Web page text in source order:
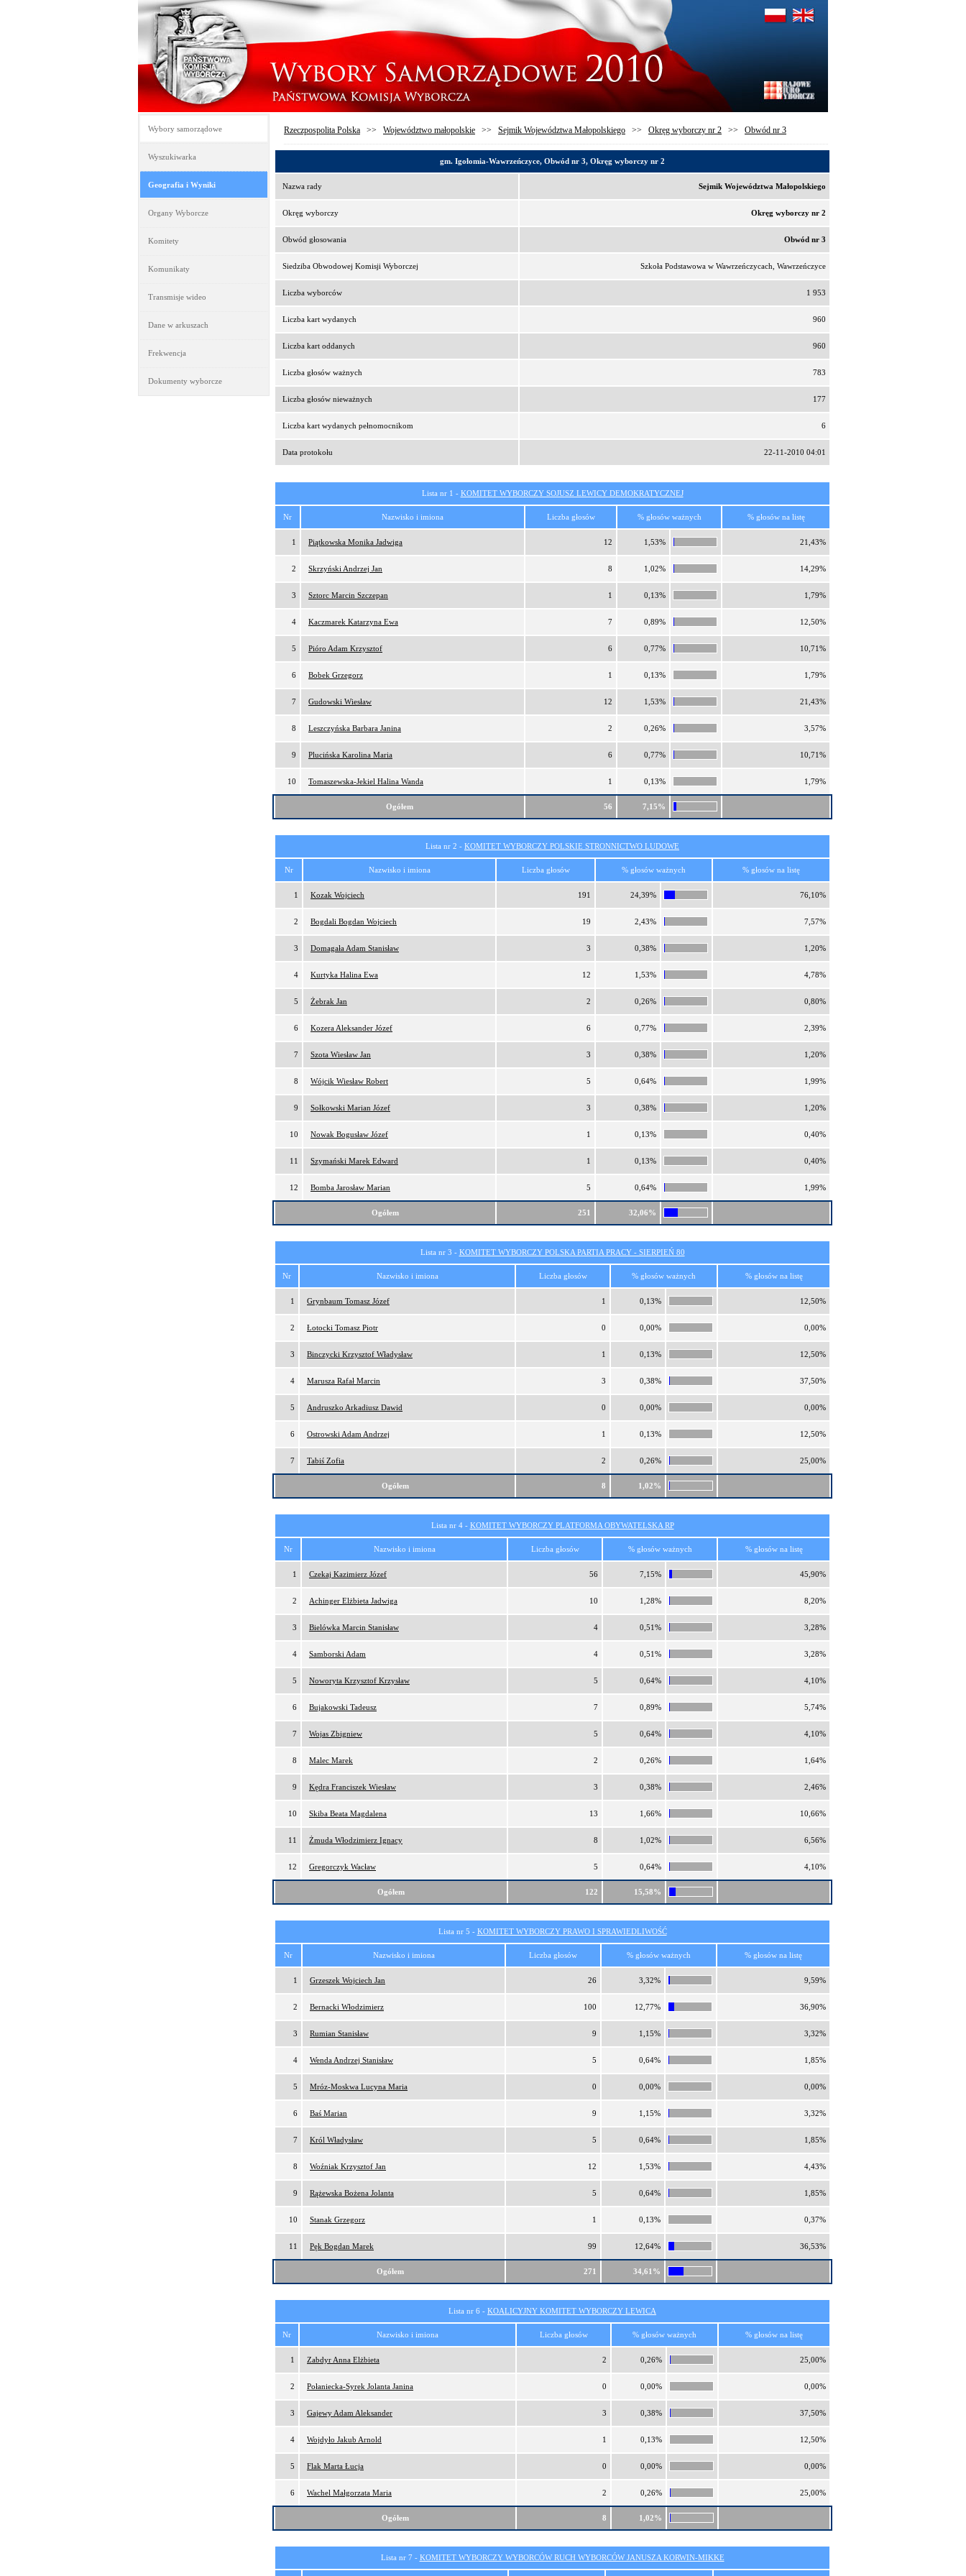
Wybory samorządowe
Wyszukiwarka
Geografia i Wyniki
Organy Wyborcze
Komitety
Komunikaty
Transmisje wideo
Dane w arkuszach
Frekwencja
Dokumenty wyborcze
Rzeczpospolita Polska >> Województwo małopolskie >> Sejmik Województwa Małopolskiego >> Okręg wyborczy nr 2 >> Obwód nr 3
gm. Igołomia-Wawrzeńczyce, Obwód nr 3, Okręg wyborczy nr 2
Nazwa rady Sejmik Województwa Małopolskiego
Okręg wyborczy Okręg wyborczy nr 2
Obwód głosowania Obwód nr 3
Siedziba Obwodowej Komisji Wyborczej Szkoła Podstawowa w Wawrzeńczycach, Wawrzeńczyce
Liczba wyborców 1 953
Liczba kart wydanych 960
Liczba kart oddanych 960
Liczba głosów ważnych 783
Liczba głosów nieważnych 177
Liczba kart wydanych pełnomocnikom 6
Data protokołu 22-11-2010 04:01
Lista nr 1 - KOMITET WYBORCZY SOJUSZ LEWICY DEMOKRATYCZNEJ
Nr Nazwisko i imiona Liczba głosów % głosów ważnych % głosów na listę
1 Piątkowska Monika Jadwiga 12 1,53% 21,43%
2 Skrzyński Andrzej Jan 8 1,02% 14,29%
3 Sztorc Marcin Szczepan 1 0,13% 1,79%
4 Kaczmarek Katarzyna Ewa 7 0,89% 12,50%
5 Pióro Adam Krzysztof 6 0,77% 10,71%
6 Bobek Grzegorz 1 0,13% 1,79%
7 Gudowski Wiesław 12 1,53% 21,43%
8 Leszczyńska Barbara Janina 2 0,26% 3,57%
9 Plucińska Karolina Maria 6 0,77% 10,71%
10 Tomaszewska-Jekiel Halina Wanda 1 0,13% 1,79%
Ogółem 56 7,15%
Lista nr 2 - KOMITET WYBORCZY POLSKIE STRONNICTWO LUDOWE
Nr Nazwisko i imiona Liczba głosów % głosów ważnych % głosów na listę
1 Kozak Wojciech 191 24,39% 76,10%
2 Bogdali Bogdan Wojciech 19 2,43% 7,57%
3 Domagała Adam Stanisław 3 0,38% 1,20%
4 Kurtyka Halina Ewa 12 1,53% 4,78%
5 Żebrak Jan 2 0,26% 0,80%
6 Kozera Aleksander Józef 6 0,77% 2,39%
7 Szota Wiesław Jan 3 0,38% 1,20%
8 Wójcik Wiesław Robert 5 0,64% 1,99%
9 Sołkowski Marian Józef 3 0,38% 1,20%
10 Nowak Bogusław Józef 1 0,13% 0,40%
11 Szymański Marek Edward 1 0,13% 0,40%
12 Bomba Jarosław Marian 5 0,64% 1,99%
Ogółem 251 32,06%
Lista nr 3 - KOMITET WYBORCZY POLSKA PARTIA PRACY - SIERPIEŃ 80
Nr Nazwisko i imiona Liczba głosów % głosów ważnych % głosów na listę
1 Grynbaum Tomasz Józef 1 0,13% 12,50%
2 Łotocki Tomasz Piotr 0 0,00% 0,00%
3 Binczycki Krzysztof Władysław 1 0,13% 12,50%
4 Marusza Rafał Marcin 3 0,38% 37,50%
5 Andruszko Arkadiusz Dawid 0 0,00% 0,00%
6 Ostrowski Adam Andrzej 1 0,13% 12,50%
7 Tabiś Zofia 2 0,26% 25,00%
Ogółem 8 1,02%
Lista nr 4 - KOMITET WYBORCZY PLATFORMA OBYWATELSKA RP
Nr Nazwisko i imiona Liczba głosów % głosów ważnych % głosów na listę
1 Czekaj Kazimierz Józef 56 7,15% 45,90%
2 Achinger Elżbieta Jadwiga 10 1,28% 8,20%
3 Bielówka Marcin Stanisław 4 0,51% 3,28%
4 Samborski Adam 4 0,51% 3,28%
5 Noworyta Krzysztof Krzysław 5 0,64% 4,10%
6 Bujakowski Tadeusz 7 0,89% 5,74%
7 Wojas Zbigniew 5 0,64% 4,10%
8 Malec Marek 2 0,26% 1,64%
9 Kędra Franciszek Wiesław 3 0,38% 2,46%
10 Skiba Beata Magdalena 13 1,66% 10,66%
11 Żmuda Włodzimierz Ignacy 8 1,02% 6,56%
12 Gregorczyk Wacław 5 0,64% 4,10%
Ogółem 122 15,58%
Lista nr 5 - KOMITET WYBORCZY PRAWO I SPRAWIEDLIWOŚĆ
Nr Nazwisko i imiona Liczba głosów % głosów ważnych % głosów na listę
1 Grzeszek Wojciech Jan 26 3,32% 9,59%
2 Bernacki Włodzimierz 100 12,77% 36,90%
3 Rumian Stanisław 9 1,15% 3,32%
4 Wenda Andrzej Stanisław 5 0,64% 1,85%
5 Mróz-Moskwa Lucyna Maria 0 0,00% 0,00%
6 Baś Marian 9 1,15% 3,32%
7 Król Władysław 5 0,64% 1,85%
8 Woźniak Krzysztof Jan 12 1,53% 4,43%
9 Rążewska Bożena Jolanta 5 0,64% 1,85%
10 Stanak Grzegorz 1 0,13% 0,37%
11 Pęk Bogdan Marek 99 12,64% 36,53%
Ogółem 271 34,61%
Lista nr 6 - KOALICYJNY KOMITET WYBORCZY LEWICA
Nr Nazwisko i imiona Liczba głosów % głosów ważnych % głosów na listę
1 Zabdyr Anna Elżbieta 2 0,26% 25,00%
2 Połaniecka-Syrek Jolanta Janina 0 0,00% 0,00%
3 Gajewy Adam Aleksander 3 0,38% 37,50%
4 Wojdyło Jakub Arnold 1 0,13% 12,50%
5 Flak Marta Łucja 0 0,00% 0,00%
6 Wachel Małgorzata Maria 2 0,26% 25,00%
Ogółem 8 1,02%
Lista nr 7 - KOMITET WYBORCZY WYBORCÓW RUCH WYBORCÓW JANUSZA KORWIN-MIKKE